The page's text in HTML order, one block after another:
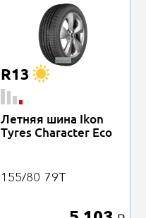
R13
Летняя шина Ikon
Tyres Character Eco
155/80 79T